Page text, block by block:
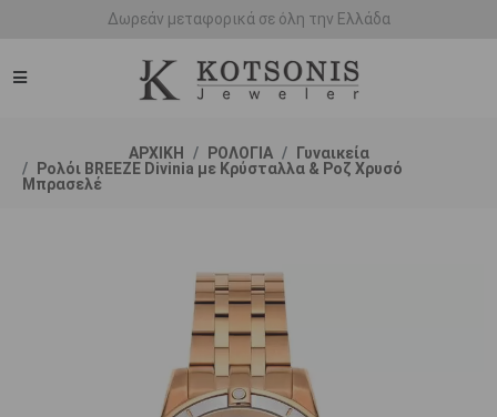
Άμεση παράδοση - Δικαίωμα επιστροφής
ΑΡΧΙΚΗ ΡΟΛΟΓΙΑ
Γυναικεία
Ρολόι BREEZE Divinia με Κρύσταλλα & Ροζ Χρυσό
Μπρασελέ